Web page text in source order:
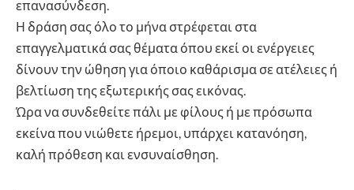
επανασύνδεση.
Η δράση σας όλο το μήνα στρέφεται στα
επαγγελματικά σας θέματα όπου εκεί οι ενέργειες
δίνουν την ώθηση για όποιο καθάρισμα σε ατέλειες ή
βελτίωση της εξωτερικής σας εικόνας.
Ώρα να συνδεθείτε πάλι με φίλους ή με πρόσωπα
εκείνα που νιώθετε ήρεμοι, υπάρχει κατανόηση,
καλή πρόθεση και ενσυναίσθηση.